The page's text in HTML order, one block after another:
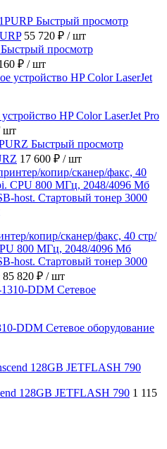
Быстрый просмотр
55 720 ₽ / шт
Быстрый просмотр
₽ / шт
HP Color LaserJet Pro
шт
Быстрый просмотр
17 600 ₽ / шт
копир/сканер/факс, 40 стр/
800 МГц, 2048/4096 Мб
host. Стартовый тонер 3000
85 820 ₽ / шт
DDM Сетевое оборудование
128GB JETFLASH 790 1 115